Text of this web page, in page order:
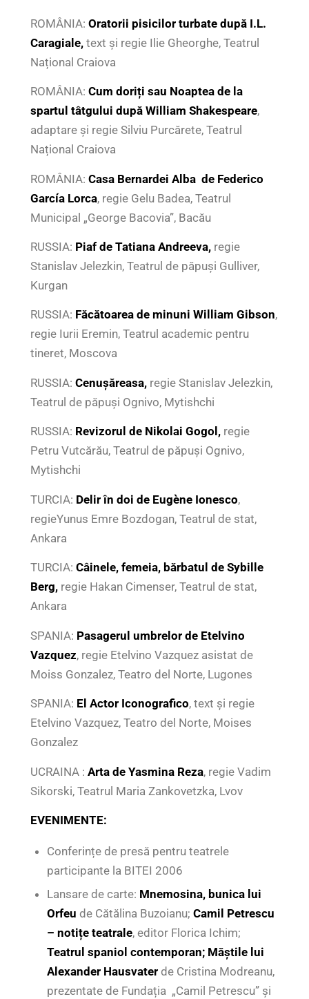
ROMÂNIA: Oratorii pisicilor turbate după I.L.
Caragiale, text și regie Ilie Gheorghe, Teatrul
Național Craiova
ROMÂNIA: Cum doriți sau Noaptea de la
spartul tâtgului după William Shakespeare,
adaptare și regie Silviu Purcărete, Teatrul
Național Craiova
ROMÂNIA: Casa Bernardei Alba de Federico
García Lorca, regie Gelu Badea, Teatrul
Municipal „George Bacovia”, Bacău
RUSSIA: Piaf de Tatiana Andreeva, regie
Stanislav Jelezkin, Teatrul de păpuși Gulliver,
Kurgan
RUSSIA: Făcătoarea de minuni William Gibson,
regie Iurii Eremin, Teatrul academic pentru
tineret, Moscova
RUSSIA: Cenușăreasa, regie Stanislav Jelezkin,
Teatrul de păpuși Ognivo, Mytishchi
RUSSIA: Revizorul de Nikolai Gogol, regie
Petru Vutcărău, Teatrul de păpuși Ognivo,
Mytishchi
TURCIA: Delir în doi de Eugène Ionesco,
regieYunus Emre Bozdogan, Teatrul de stat,
Ankara
TURCIA: Câinele, femeia, bărbatul de Sybille
Berg,regie Hakan Cimenser, Teatrul de stat,
Ankara
SPANIA: Pasagerul umbrelor de Etelvino
Vazquez, regie Etelvino Vazquez asistat de
Moiss Gonzalez, Teatro del Norte, Lugones
SPANIA: El Actor Iconografico, text și regie
Etelvino Vazquez, Teatro del Norte, Moises
Gonzalez
UCRAINA : Arta de Yasmina Reza, regie Vadim
Sikorski, Teatrul Maria Zankovetzka, Lvov
EVENIMENTE:
Conferințe de presă pentru teatrele
participante la BITEI 2006
Lansare de carte: Mnemosina, bunica lui
Orfeu de Cătălina Buzoianu; Camil Petrescu
– notițe teatrale, editor Florica Ichim;
Teatrul spaniol contemporan; Măștile lui
Alexander Hausvaterde Cristina Modreanu,
prezentate de Fundația „Camil Petrescu” și